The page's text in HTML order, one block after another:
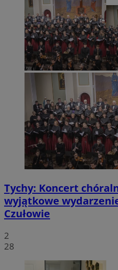
Tychy: Koncert
wyjątkowe
Czułowie
2
28